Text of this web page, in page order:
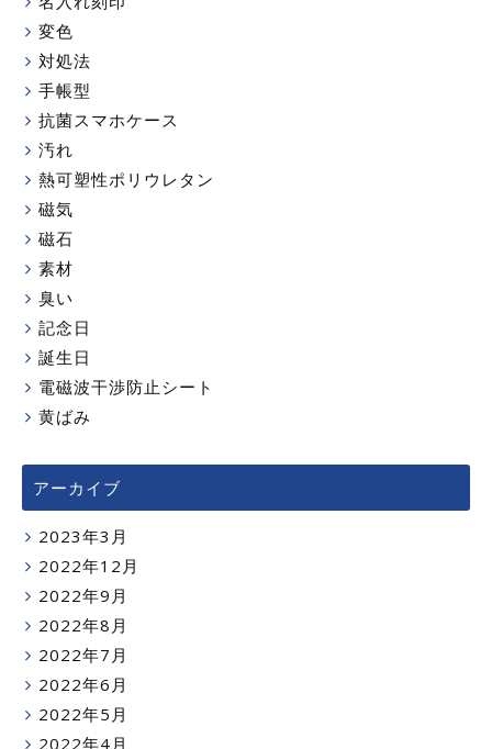
変色
対処法
手帳型
抗菌スマホケース
汚れ
熱可塑性ポリウレタン
磁気
磁石
素材
臭い
記念日
誕生日
電磁波干渉防止シート
黄ばみ
アーカイブ
2023年3月
2022年12月
2022年9月
2022年8月
2022年7月
2022年6月
2022年5月
2022年4月